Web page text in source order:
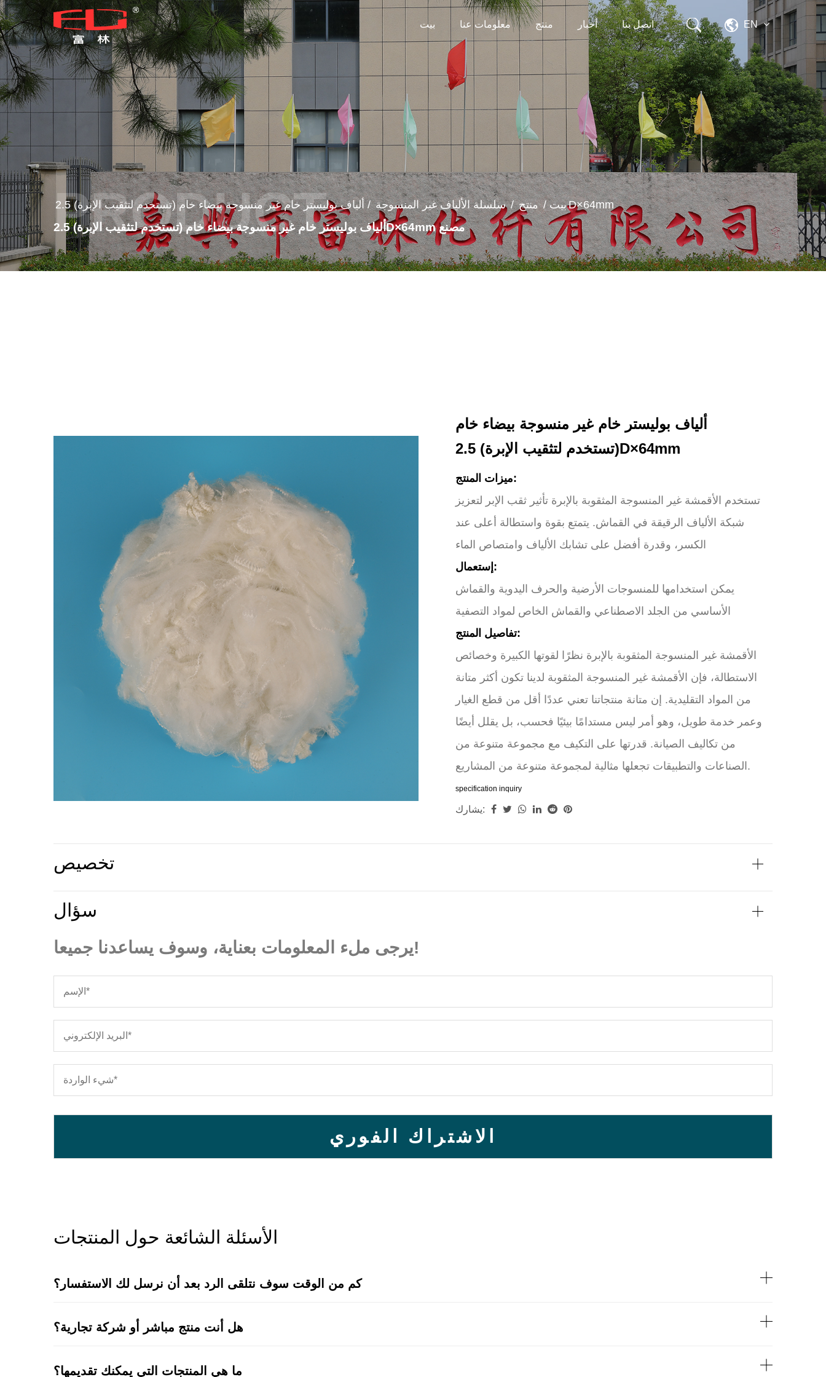
بيت معلومات عنا منتج أخبار اتصل بنا EN
بيت/منتج/سلسلة الألياف غير المنسوجة/ ألياف بوليستر خام غير منسوجة بيضاء خام (تستخدم لتثقيب الإبرة) 2.5D×64mm
ألياف بوليستر خام غير منسوجة بيضاء خام (تستخدم لتثقيب الإبرة) 2.5D×64mm مصنع
ألياف بوليستر خام غير منسوجة بيضاء خام
(تستخدم لتثقيب الإبرة) 2.5D×64mm
ميزات المنتج:
تستخدم الأقمشة غير المنسوجة المثقوبة بالإبرة تأثير ثقب الإبر لتعزيز
شبكة الألياف الرقيقة في القماش. يتمتع بقوة واستطالة أعلى عند
الكسر، وقدرة أفضل على تشابك الألياف وامتصاص الماء
إستعمال:
يمكن استخدامها للمنسوجات الأرضية والحرف اليدوية والقماش
الأساسي من الجلد الاصطناعي والقماش الخاص لمواد التصفية
تفاصيل المنتج:
الأقمشة غير المنسوجة المثقوبة بالإبرة نظرًا لقوتها الكبيرة وخصائص
الاستطالة، فإن الأقمشة غير المنسوجة المثقوبة لدينا تكون أكثر متانة
من المواد التقليدية. إن متانة منتجاتنا تعني عددًا أقل من قطع الغيار
وعمر خدمة طويل، وهو أمر ليس مستدامًا بيئيًا فحسب، بل يقلل أيضًا
من تكاليف الصيانة. قدرتها على التكيف مع مجموعة متنوعة من
الصناعات والتطبيقات تجعلها مثالية لمجموعة متنوعة من المشاريع.
specification inquiry
يشارك:
تخصيص
سؤال
يرجى ملء المعلومات بعناية، وسوف يساعدنا جميعا!
الأسئلة الشائعة حول المنتجات
كم من الوقت سوف نتلقى الرد بعد أن نرسل لك الاستفسار؟
هل أنت منتج مباشر أو شركة تجارية؟
ما هي المنتجات التي يمكنك تقديمها؟